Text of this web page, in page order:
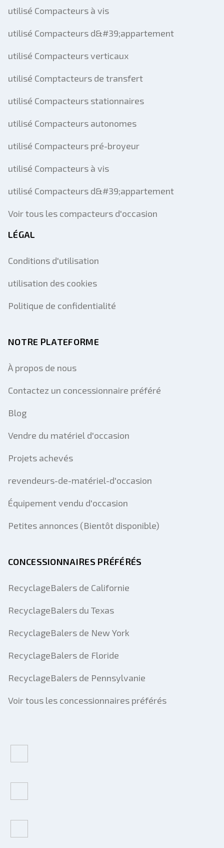
utilisé Compacteurs à vis
utilisé Compacteurs d&#39;appartement
utilisé Compacteurs verticaux
utilisé Comptacteurs de transfert
utilisé Compacteurs stationnaires
utilisé Compacteurs autonomes
utilisé Compacteurs pré-broyeur
utilisé Compacteurs à vis
utilisé Compacteurs d&#39;appartement
Voir tous les compacteurs d'occasion
LÉGAL
Conditions d'utilisation
utilisation des cookies
Politique de confidentialité
NOTRE PLATEFORME
À propos de nous
Contactez un concessionnaire préféré
Blog
Vendre du matériel d'occasion
Projets achevés
revendeurs-de-matériel-d'occasion
Équipement vendu d'occasion
Petites annonces (Bientôt disponible)
CONCESSIONNAIRES PRÉFÉRÉS
RecyclageBalers de Californie
RecyclageBalers du Texas
RecyclageBalers de New York
RecyclageBalers de Floride
RecyclageBalers de Pennsylvanie
Voir tous les concessionnaires préférés